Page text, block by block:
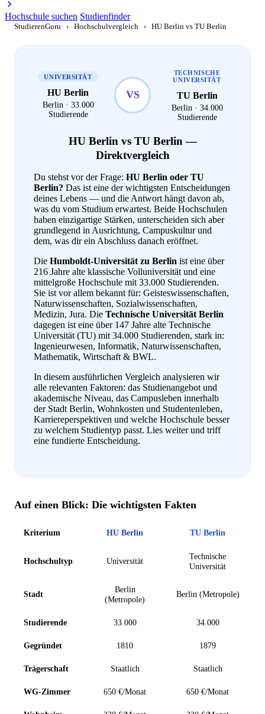
Hochschule suchen Studienfinder
StudierenGuru › Hochschulvergleich › HU Berlin vs TU Berlin
UNIVERSITÄT
HU Berlin
Berlin · 33.000
Studierende
VS
TECHNISCHE
UNIVERSITÄT
TU Berlin
Berlin · 34.000
Studierende
HU Berlin vs TU Berlin —
Direktvergleich
Du stehst vor der Frage: HU Berlin oder TU
Berlin? Das ist eine der wichtigsten Entscheidungen
deines Lebens — und die Antwort hängt davon ab,
was du vom Studium erwartest. Beide Hochschulen
haben einzigartige Stärken, unterscheiden sich aber
grundlegend in Ausrichtung, Campuskultur und
dem, was dir ein Abschluss danach eröffnet.
Die Humboldt-Universität zu Berlin ist eine über
216 Jahre alte klassische Volluniversität und eine
mittelgroße Hochschule mit 33.000 Studierenden.
Sie ist vor allem bekannt für: Geisteswissenschaften,
Naturwissenschaften, Sozialwissenschaften,
Medizin, Jura. Die Technische Universität Berlin
dagegen ist eine über 147 Jahre alte Technische
Universität (TU) mit 34.000 Studierenden, stark in:
Ingenieurwesen, Informatik, Naturwissenschaften,
Mathematik, Wirtschaft & BWL.
In diesem ausführlichen Vergleich analysieren wir
alle relevanten Faktoren: das Studienangebot und
akademische Niveau, das Campusleben innerhalb
der Stadt Berlin, Wohnkosten und Studentenleben,
Karriereperspektiven und welche Hochschule besser
zu welchem Studientyp passt. Lies weiter und triff
eine fundierte Entscheidung.
Auf einen Blick: Die wichtigsten Fakten
Kriterium HU Berlin TU Berlin
Hochschultyp Universität
Technische
Universität
Stadt
Berlin
(Metropole)
Berlin (Metropole)
Studierende 33.000 34.000
Gegründet 1810 1879
Trägerschaft Staatlich Staatlich
WG-Zimmer 650 €/Monat 650 €/Monat